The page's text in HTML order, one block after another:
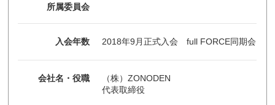
所属委員会
入会年数 2018年9月正式入会 full FORCE同期会
会社名・役職
（株）ZONODEN
代表取締役